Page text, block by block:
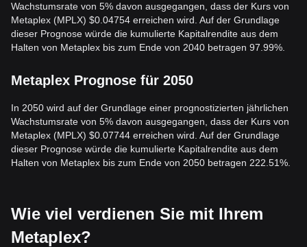
Wachstumsrate von 5% davon ausgegangen, dass der Kurs von
Metaplex (MPLX) $0.04754 erreichen wird. Auf der Grundlage
dieser Prognose würde die kumulierte Kapitalrendite aus dem
Halten von Metaplex bis zum Ende von 2040 betragen 97.99%.
Metaplex Prognose für 2050
In 2050 wird auf der Grundlage einer prognostizierten jährlichen
Wachstumsrate von 5% davon ausgegangen, dass der Kurs von
Metaplex (MPLX) $0.07744 erreichen wird. Auf der Grundlage
dieser Prognose würde die kumulierte Kapitalrendite aus dem
Halten von Metaplex bis zum Ende von 2050 betragen 222.51%.
Wie viel verdienen Sie mit Ihrem
Metaplex?